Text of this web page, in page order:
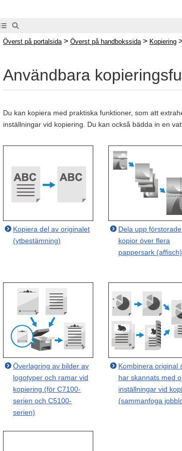
Överst på portalsida > Överst på handbokssida > Kopiering
Användbara
Du kan kopiera med praktiska funktioner, som att
inställningar vid kopiering. Du kan också bädda in en
Kopiera del av originalet
(ytbestämning)
Dela upp förstorade
kopior över flera
pappersark (affisch)
Överlagring av bilder av
logotyper och ramar vid
kopiering (för C7100-
serien och C5100-
serien)
Kombinera original
har skannats med
inställningar vid
(sammanfoga